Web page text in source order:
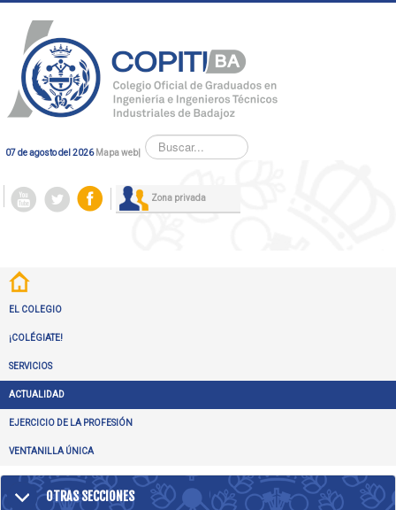
07 de agosto del 2026 Mapa web|
Buscar...
Zona privada
EL COLEGIO
¡COLÉGIATE!
SERVICIOS
ACTUALIDAD
EJERCICIO DE LA PROFESIÓN
VENTANILLA ÚNICA
OTRAS SECCIONES